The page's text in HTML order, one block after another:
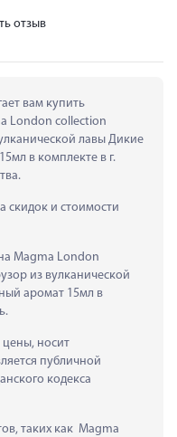
отзыв
вам купить
London collection
лавы Дикие
в комплекте в г.
скидок и стоимости
Magma London
из вулканической
аромат 15мл в
носит
публичной
кодекса
таких как  Magma